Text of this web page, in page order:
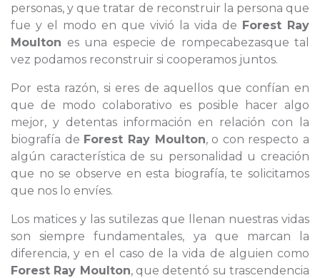
personas, y que tratar de reconstruir la persona que
fue y el modo en que vivió la vida de Forest Ray
Moulton es una especie de rompecabezasque tal
vez podamos reconstruir si cooperamos juntos.
Por esta razón, si eres de aquellos que confían en
que de modo colaborativo es posible hacer algo
mejor, y detentas información en relación con la
biografía de Forest Ray Moulton, o con respecto a
algún característica de su personalidad u creación
que no se observe en esta biografía, te solicitamos
que nos lo envíes.
Los matices y las sutilezas que llenan nuestras vidas
son siempre fundamentales, ya que marcan la
diferencia, y en el caso de la vida de alguien como
Forest Ray Moulton, que detentó su trascendencia